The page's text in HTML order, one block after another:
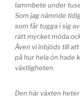
lammbete under
Som jag nämnde
som får tugga i sig
rätt mycket möda
Även vi inbjöds till
på hur hela ön hade
växtligheten.
Den här växten